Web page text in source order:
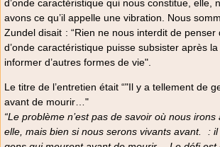
d’onde caractéristique qui nous constitue, elle,
avons ce qu’il appelle une vibration. Nous
Zundel disait : “Rien ne nous interdit de
d’onde caractéristique puisse subsister après
informer d’autres formes de vie".
Le titre de l’entretien était “"Il y a tellement de
avant de mourir…"
“Le problème n’est pas de savoir où nous
elle, mais bien si nous serons vivants avant. :